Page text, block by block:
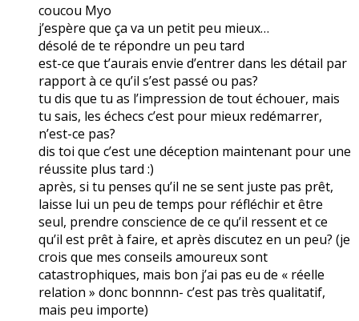
coucou Myo
j’espère que ça va un petit peu mieux…
désolé de te répondre un peu tard
est-ce que t’aurais envie d’entrer dans les détail par
rapport à ce qu’il s’est passé ou pas?
tu dis que tu as l’impression de tout échouer, mais
tu sais, les échecs c’est pour mieux redémarrer,
n’est-ce pas?
dis toi que c’est une déception maintenant pour une
réussite plus tard :)
après, si tu penses qu’il ne se sent juste pas prêt,
laisse lui un peu de temps pour réfléchir et être
seul, prendre conscience de ce qu’il ressent et ce
qu’il est prêt à faire, et après discutez en un peu? (je
crois que mes conseils amoureux sont
catastrophiques, mais bon j’ai pas eu de « réelle
relation » donc bonnnn- c’est pas très qualitatif,
mais peu importe)